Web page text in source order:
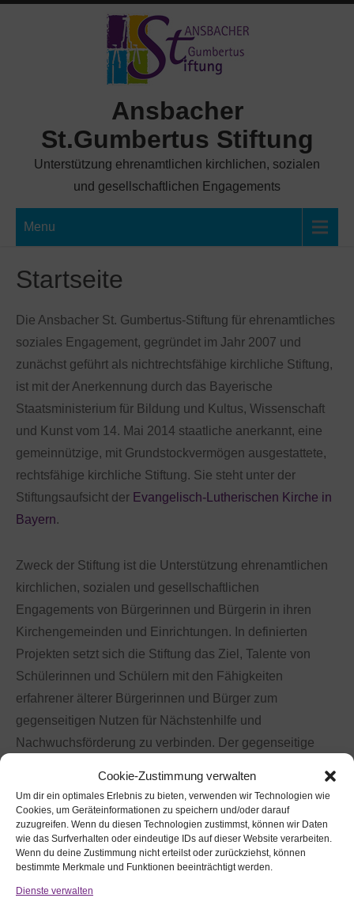
Cookie-Zustimmung verwalten
Um dir ein optimales Erlebnis zu bieten, verwenden wir Technologien wie
Cookies, um Geräteinformationen zu speichern und/oder darauf
zuzugreifen. Wenn du diesen Technologien zustimmst, können wir Daten
wie das Surfverhalten oder eindeutige IDs auf dieser Website verarbeiten.
Wenn du deine Zustimmung nicht erteilst oder zurückziehst, können
bestimmte Merkmale und Funktionen beeinträchtigt werden.
Dienste verwalten
Ansbacher
St.Gumbertus Stiftung
Unterstützung ehrenamtlichen kirchlichen, sozialen
und gesellschaftlichen Engagements
Menu
Startseite
Die Ansbacher St. Gumbertus-Stiftung für ehrenamtliches
soziales Engagement, gegründet im Jahr 2007 und
zunächst geführt als nichtrechtsfähige kirchliche Stiftung,
ist mit der Anerkennung durch das Bayerische
Staatsministerium für Bildung und Kultus, Wissenschaft
und Kunst vom 14. Mai 2014 staatliche anerkannt, eine
gemeinnützige, mit Grundstockvermögen ausgestattete,
rechtsfähige kirchliche Stiftung. Sie steht unter der
Stiftungsaufsicht der Evangelisch-Lutherischen Kirche in
Bayern.
Zweck der Stiftung ist die Unterstützung ehrenamtlichen
kirchlichen, sozialen und gesellschaftlichen
Engagements von Bürgerinnen und Bürgerin in ihren
Kirchengemeinden und Einrichtungen. In definierten
Projekten setzt sich die Stiftung das Ziel, Talente von
Schülerinnen und Schülern mit den Fähigkeiten
erfahrener älterer Bürgerinnen und Bürger zum
gegenseitigen Nutzen für Nächstenhilfe und
Nachwuchsförderung zu verbinden. Der gegenseitige
ehrenamtlich und unabhängig von staatlich organisierten
sozialen Einrichtungen stehen.
Die Erträgnisse des Stiftungsvermögens und Spenden